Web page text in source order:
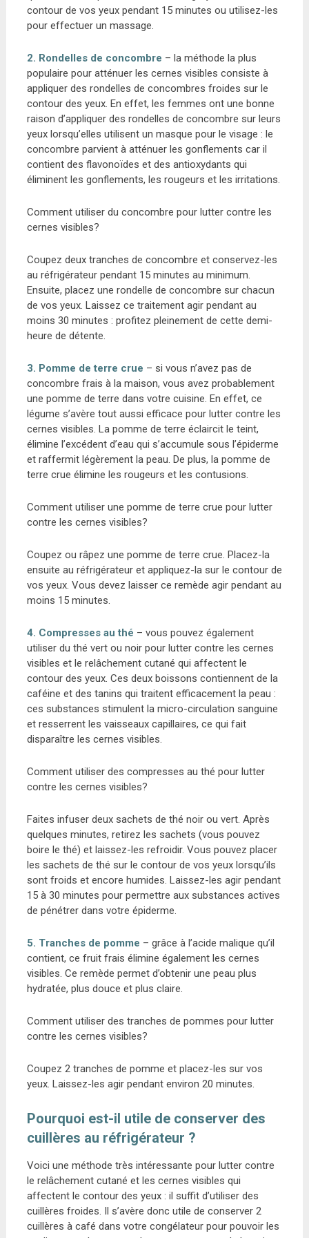
contour de vos yeux pendant 15 minutes ou utilisez-les
pour effectuer un massage.
2. Rondelles de concombre – la méthode la plus
populaire pour atténuer les cernes visibles consiste à
appliquer des rondelles de concombres froides sur le
contour des yeux. En effet, les femmes ont une bonne
raison d’appliquer des rondelles de concombre sur leurs
yeux lorsqu’elles utilisent un masque pour le visage : le
concombre parvient à atténuer les gonflements car il
contient des flavonoïdes et des antioxydants qui
éliminent les gonflements, les rougeurs et les irritations.
Comment utiliser du concombre pour lutter contre les
cernes visibles?
Coupez deux tranches de concombre et conservez-les
au réfrigérateur pendant 15 minutes au minimum.
Ensuite, placez une rondelle de concombre sur chacun
de vos yeux. Laissez ce traitement agir pendant au
moins 30 minutes : profitez pleinement de cette demi-
heure de détente.
3. Pomme de terre crue – si vous n’avez pas de
concombre frais à la maison, vous avez probablement
une pomme de terre dans votre cuisine. En effet, ce
légume s’avère tout aussi efficace pour lutter contre les
cernes visibles. La pomme de terre éclaircit le teint,
élimine l’excédent d’eau qui s’accumule sous l’épiderme
et raffermit légèrement la peau. De plus, la pomme de
terre crue élimine les rougeurs et les contusions.
Comment utiliser une pomme de terre crue pour lutter
contre les cernes visibles?
Coupez ou râpez une pomme de terre crue. Placez-la
ensuite au réfrigérateur et appliquez-la sur le contour de
vos yeux. Vous devez laisser ce remède agir pendant au
moins 15 minutes.
4. Compresses au thé – vous pouvez également
utiliser du thé vert ou noir pour lutter contre les cernes
visibles et le relâchement cutané qui affectent le
contour des yeux. Ces deux boissons contiennent de la
caféine et des tanins qui traitent efficacement la peau :
ces substances stimulent la micro-circulation sanguine
et resserrent les vaisseaux capillaires, ce qui fait
disparaître les cernes visibles.
Comment utiliser des compresses au thé pour lutter
contre les cernes visibles?
Faites infuser deux sachets de thé noir ou vert. Après
quelques minutes, retirez les sachets (vous pouvez
boire le thé) et laissez-les refroidir. Vous pouvez placer
les sachets de thé sur le contour de vos yeux lorsqu’ils
sont froids et encore humides. Laissez-les agir pendant
15 à 30 minutes pour permettre aux substances actives
de pénétrer dans votre épiderme.
5. Tranches de pomme – grâce à l’acide malique qu’il
contient, ce fruit frais élimine également les cernes
visibles. Ce remède permet d’obtenir une peau plus
hydratée, plus douce et plus claire.
Comment utiliser des tranches de pommes pour lutter
contre les cernes visibles?
Coupez 2 tranches de pomme et placez-les sur vos
yeux. Laissez-les agir pendant environ 20 minutes.
Pourquoi est-il utile de conserver des
cuillères au réfrigérateur ?
Voici une méthode très intéressante pour lutter contre
le relâchement cutané et les cernes visibles qui
affectent le contour des yeux : il suffit d’utiliser des
cuillères froides. Il s’avère donc utile de conserver 2
cuillères à café dans votre congélateur pour pouvoir les